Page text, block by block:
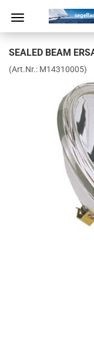
SEA­LED BEAM
(Art.Nr.: M14310005)